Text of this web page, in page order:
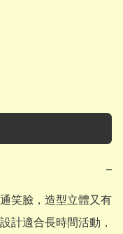
−
笑臉，造型立體又有
計適合長時間活動，